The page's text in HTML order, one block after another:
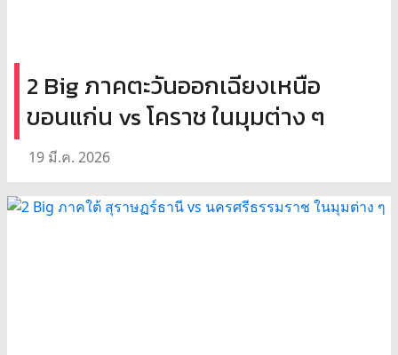
2 Big ภาคตะวันออกเฉียงเหนือ
ขอนแก่น vs โคราช ในมุมต่าง ๆ
19 มี.ค. 2026